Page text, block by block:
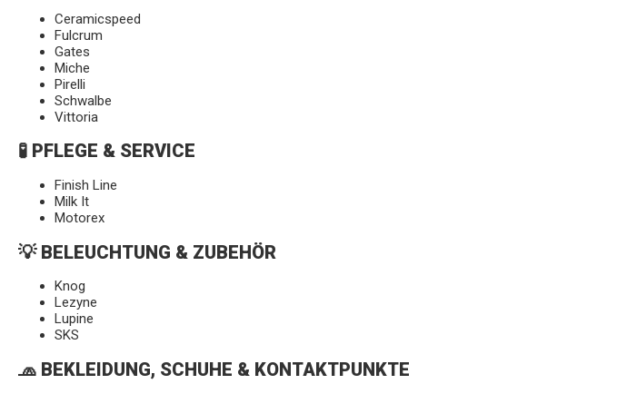
Ceramicspeed
Fulcrum
Gates
Miche
Pirelli
Schwalbe
Vittoria
🧪 PFLEGE & SERVICE
Finish Line
Milk It
Motorex
💡 BELEUCHTUNG & ZUBEHÖR
Knog
Lezyne
Lupine
SKS
🧢 BEKLEIDUNG, SCHUHE & KONTAKTPUNKTE